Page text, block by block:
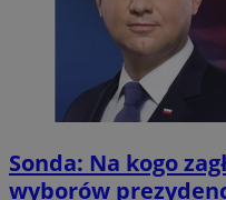
Sonda: Na kogo
wyborów